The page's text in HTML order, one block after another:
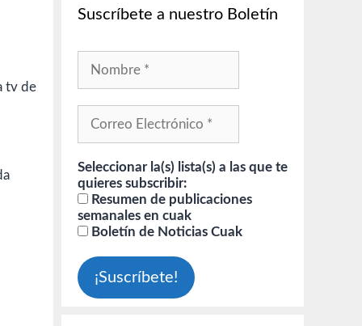
tv de
Suscríbete a nuestro Boletín
Seleccionar la(s) lista(s) a las que te
quieres subscribir:
Resumen de publicaciones
semanales en cuak
Boletín de Noticias Cuak